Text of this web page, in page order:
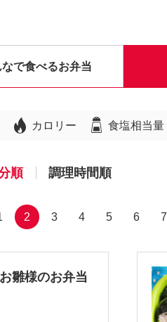
で食べるお弁当
カロリー 食塩相当量
順 調理時間順
2 3 4 5 6 7
雛様のお弁当